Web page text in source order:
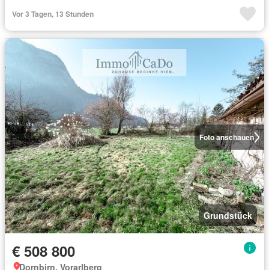
Vor 3 Tagen, 13 Stunden
Foto anschauen
Grundstück
€ 508 800
Dornbirn, Vorarlberg